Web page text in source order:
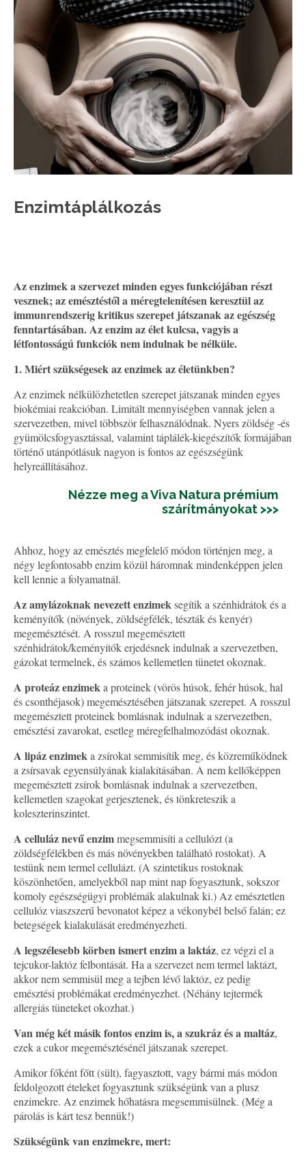
Enzimtáplálkozás
Az enzimek a szervezet minden egyes funkciójában részt
vesznek; az emésztéstől a méregtelenítésen keresztül az
immunrendszerig kritikus szerepet játszanak az egészség
fenntartásában. Az enzim az élet kulcsa, vagyis a
létfontosságú funkciók nem indulnak be nélküle.
1.Miért szükségesek az enzimek az életünkben?
Az enzimek nélkülözhetetlen szerepet játszanak minden egyes
biokémiai reakcióban. Limitált mennyiségben vannak jelen a
szervezetben, mivel többször felhasználódnak. Nyers zöldség -és
gyümölcsfogyasztással, valamint táplálék-kiegészítők formájában
történő utánpótlásuk nagyon is fontos az egészségünk
helyreállításához.
Nézze meg a Viva Natura prémium
szárítmányokat >>>
Ahhoz, hogy az emésztés megfelelő módon történjen meg, a
négy legfontosabb enzim közül háromnak mindenképpen jelen
kell lennie a folyamatnál.
Az amylázoknak nevezett enzimeksegítik a szénhidrátok és a
keményítők (növények, zöldségfélék, tészták és kenyér)
megemésztését. A rosszul megemésztett
szénhidrátok/keményítők erjedésnek indulnak a szervezetben,
gázokat termelnek, és számos kellemetlen tünetet okoznak.
A proteáz enzimeka proteinek (vörös húsok, fehér húsok, hal
és csonthéjasok) megemésztésében játszanak szerepet. A rosszul
megemésztett proteinek bomlásnak indulnak a szervezetben,
emésztési zavarokat, esetleg méregfelhalmozódást okoznak.
A lipáz enzimeka zsírokat semmisítik meg, és közreműködnek
a zsírsavak egyensúlyának kialakításában. A nem kellőképpen
megemésztett zsírok bomlásnak indulnak a szervezetben,
kellemetlen szagokat gerjesztenek, és tönkreteszik a
koleszterinszintet.
A celluláz nevű enzimmegsemmisíti a cellulózt (a
zöldségfélékben és más növényekben található rostokat). A
testünk nem termel cellulázt. (A szintetikus rostoknak
köszönhetően, amelyekből nap mint nap fogyasztunk, sokszor
komoly egészségügyi problémák alakulnak ki.) Az emésztetlen
cellulóz viaszszerű bevonatot képez a vékonybél belső falán; ez
betegségek kialakulását eredményezheti.
A legszélesebb körben ismert enzim a laktáz, ez végzi el a
tejcukor-laktóz felbontását. Ha a szervezet nem termel laktázt,
akkor nem semmisül meg a tejben lévő laktóz, ez pedig
emésztési problémákat eredményezhet. (Néhány tejtermék
allergiás tüneteket okozhat.)
Van még két másik fontos enzim is, a szukráz és a maltáz,
ezek a cukor megemésztésénél játszanak szerepet.
Amikor főként főtt (sült), fagyasztott, vagy bármi más módon
feldolgozott ételeket fogyasztunk szükségünk van a plusz
enzimekre. Az enzimek hőhatásra megsemmisülnek. (Még a
párolás is kárt tesz bennük!)
Szükségünk van enzimekre, mert: